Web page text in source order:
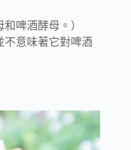
啤酒酵母。）
不意味著它對啤酒